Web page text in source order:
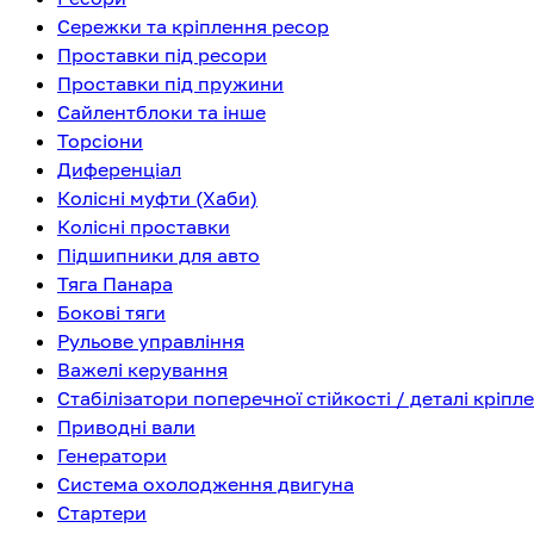
Сережки та кріплення ресор
Проставки під ресори
Проставки під пружини
Сайлентблоки та інше
Торсіони
Диференціал
Колісні муфти (Хаби)
Колісні проставки
Підшипники для авто
Тяга Панара
Бокові тяги
Рульове управління
Важелі керування
Стабілізатори поперечної стійкості / деталі
Приводні вали
Генератори
Система охолодження двигуна
Стартери